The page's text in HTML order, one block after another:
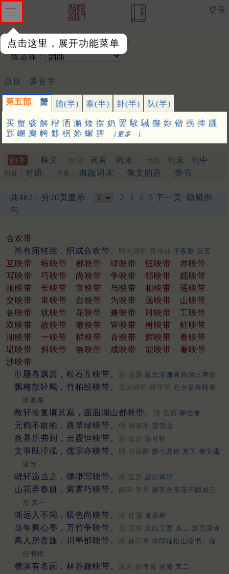
点击这里，展开功能菜单
登录
输入韵字：
或选择：
总目 多音字
第五部 蟹 贿(半) 泰(半) 卦(半) 队(半)
买 蟹 骇 解 楷 洒 澥 矮 摆 奶 罢 騃 駴 獬 妳 锴 拐 捭 躧
罫 嶰 廌 㡁 夥 柺 㚷 䲒 㗗 [更多…]
韵字 释义 组词： 词首 词末 用韵： 句末 句中
对仗： 对语 用典： 典故词末 佩文韵府 类书
共482，分20页显示 2 3 4 5 下一页
隐藏例
句
合欢带
尚有宛转丝，织成合欢带。
明末清初·吴伟业 子夜歌 其五
互映带 纷映带 都映带 绿映带 恒映带
亦映带
写映带
巧映带 尚映带 争映带 郁映带
颇映带
须映带
长映带 宜映带 与映带 相映带
遥映带
交映带
常映带 自映带 为映带 远映带
山映带
各映带
犹映带 花映带 兼映带 时映带
工映带
双映带
故映带 微映带 皆映带 树映带
虹映带
湖映带
一映带 梢映带 青映带 辉映带
春映带
堪映带
斜映带 饶映带 成映带 能映带
看映带
沙映带
巾屦各飘萧，松石互映带。
清·赵翼 题北溪谦斋蓉湖三寿图
飘梅散轻飔，竹柏纷映带。 元末明初·张宇初 元夕后喜晴登
靖通庵
敞轩恰复搆其巅，面面湖山都映带。 清·弘历 睇佳榭
元鹤不敢栖，路草绿映带。 明·谢肇浙 望雪山
炎暑所弗到，云霞恒映带。 清·弘历 清可轩
文事既渟泓，儒宗亦映带。 明·胡应麟 婺七贤诗 其五 柳文肃
道传
峣轩适当之，缥渺写映带。 清·弘历 题崇霭轩
山花弄春妍，紫雾巧映带。 南宋·李吕 家有含笑花开因成三
首 其一
渐远人不闻，暝色尚映带。 清·徐灏 龙泉峡
当年爽心亭，万竹争映带。 元·王恽 北山三章 其二 游万固寺
高人所盘旋，川壑郁映带。 清·徐宗泰 李郎往松山读书。临
行书赠
横滨有名园，林谷颇映带。 清末·郑孝胥 述菊 其二